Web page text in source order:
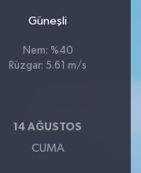
Güneşli
Nem: %40
Rüzgar: 5.61 m/s
14 AĞUSTOS
CUMA